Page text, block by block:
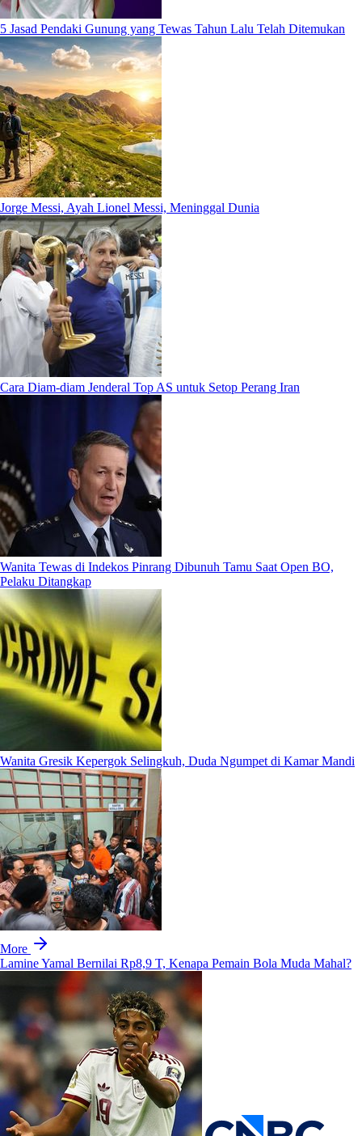
5 Jasad Pendaki Gunung yang Tewas Tahun Lalu Telah Ditemukan
Jorge Messi, Ayah Lionel Messi, Meninggal Dunia
Cara Diam-diam Jenderal Top AS untuk Setop Perang Iran
Wanita Tewas di Indekos Pinrang Dibunuh Tamu Saat Open BO,
Pelaku Ditangkap
Wanita Gresik Kepergok Selingkuh, Duda Ngumpet di Kamar Mandi
More
Lamine Yamal Bernilai Rp8,9 T, Kenapa Pemain Bola Muda Mahal?